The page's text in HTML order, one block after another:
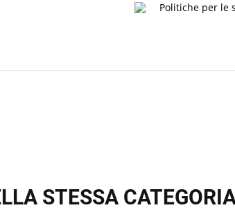
Politiche per le
STESSA